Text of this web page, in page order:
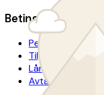
Betingelser
Personvern
Lånevilkår
Avtalevilkår